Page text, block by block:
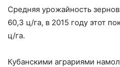
Средняя урожайность
60,3 ц/га, в 2015 году этот
ц/га.
Кубанскими аграриями